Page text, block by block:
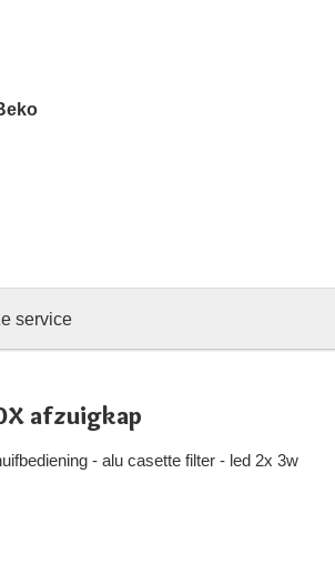
service
afzuigkap
- alu casette filter - led 2x 3w